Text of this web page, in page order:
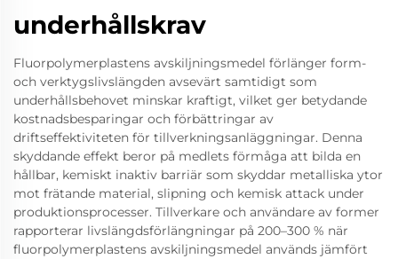
underhållskrav
Fluorpolymerplastens avskiljningsmedel förlänger form-
och verktygslivslängden avsevärt samtidigt som
underhållsbehovet minskar kraftigt, vilket ger betydande
kostnadsbesparingar och förbättringar av
driftseffektiviteten för tillverkningsanläggningar. Denna
skyddande effekt beror på medlets förmåga att bilda en
hållbar, kemiskt inaktiv barriär som skyddar metalliska ytor
mot frätande material, slipning och kemisk attack under
produktionsprocesser. Tillverkare och användare av former
rapporterar livslängdsförlängningar på 200–300 % när
fluorpolymerplastens avskiljningsmedel används jämfört